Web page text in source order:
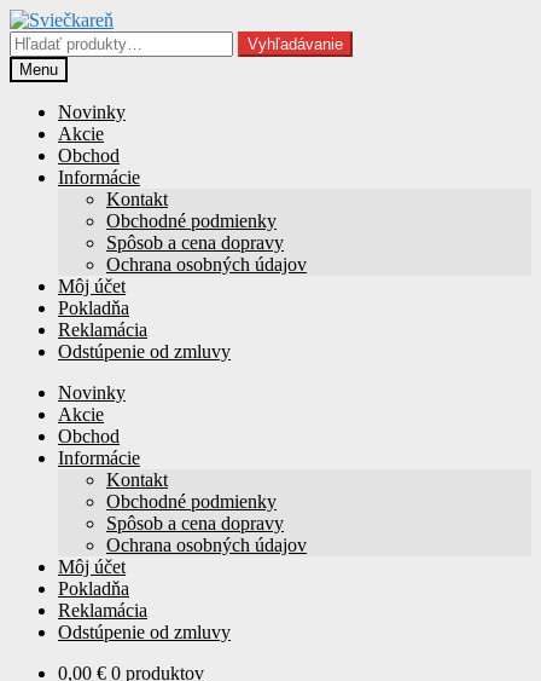
Preskočiť
na
navigáciu
Preskočiť
na
obsah
Hľadať:
Vyhľadávanie
Menu
Novinky
Akcie
Obchod
Informácie
Kontakt
Obchodné podmienky
Spôsob a cena dopravy
Ochrana osobných údajov
Môj účet
Pokladňa
Reklamácia
Odstúpenie od zmluvy
Novinky
Akcie
Obchod
Informácie
Kontakt
Obchodné podmienky
Spôsob a cena dopravy
Ochrana osobných údajov
Môj účet
Pokladňa
Reklamácia
Odstúpenie od zmluvy
0,00 € 0 produktov